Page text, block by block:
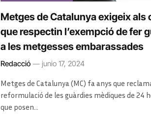
Metges de Catalunya exigeix als
que respectin l’exempció de fer
a les metgesses embarassades
Redacció junio 17, 2024
Metges de Catalunya (MC) fa anys que
reformulació de les guàrdies mèdiques de 24
que posen…